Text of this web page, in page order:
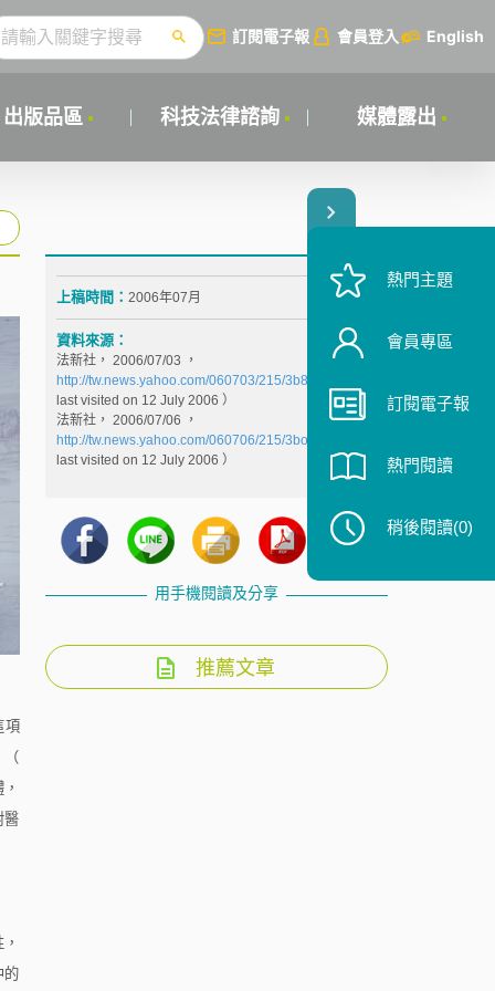
訂閱電子報 會員登入 English
出版品區 科技法律諮詢 媒體露出
項
（
醫
的
上稿時間： 2006年07月
資料來源：
法新社， 2006/07/03 ，
http://tw.news.yahoo.com/060703/215/3b825.html
last visited on 12 July 2006 ）
法新社， 2006/07/06 ，
http://tw.news.yahoo.com/060706/215/3body.html
last visited on 12 July 2006 ）
用手機閱讀及分享
推薦文章
熱門主題
會員專區
訂閱電子報
熱門閱讀
稍後閱讀(0)